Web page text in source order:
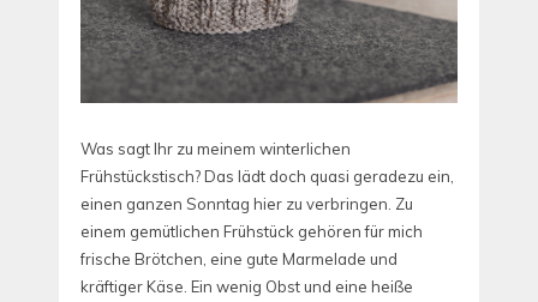
Was sagt Ihr zu meinem winterlichen
Frühstückstisch? Das lädt doch quasi geradezu ein,
einen ganzen Sonntag hier zu verbringen. Zu
einem gemütlichen Frühstück gehören für mich
frische Brötchen, eine gute Marmelade und
kräftiger Käse. Ein wenig Obst und eine heiße